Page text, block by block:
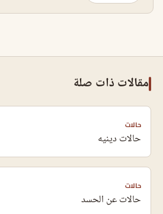
مقالات ذات صلة
حالات
حالات دينيه
حالات
حالات عن الحسد